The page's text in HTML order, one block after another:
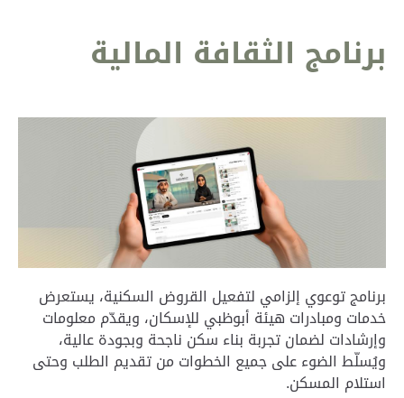
برنامج الثقافة المالية
برنامج توعوي إلزامي لتفعيل القروض السكنية، يستعرض
خدمات ومبادرات هيئة أبوظبي للإسكان، ويقدّم معلومات
وإرشادات لضمان تجربة بناء سكن ناجحة وبجودة عالية،
ويُسلّط الضوء على جميع الخطوات من تقديم الطلب وحتى
استلام المسكن.